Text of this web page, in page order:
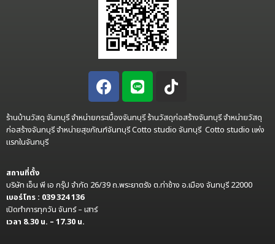
ร้านบ้านวัสดุ จันทบุรี จำหน่ายกระเบื้องจันทบุรี ร้านวัสดุก่อสร้างจันทบุรี จำหน่ายวัสดุ
ก่อสร้างจันทบุรี จำหน่ายสุขภัณฑ์จันทบุรี Cotto studio จันทบุรี Cotto studio แห่ง
แรกในจันทบุรี
สถานที่ตั้ง
บริษัท เอ็น พี เอ กรุ๊ป จำกัด 26/39 ถ.พระยาตรัง ต.ท่าช้าง อ.เมือง จันทบุรี 22000
เบอร์โทร : 039 324 136
เปิดทำการทุกวัน จันทร์ – เสาร์
เวลา 8.30 น. – 17.30 น.